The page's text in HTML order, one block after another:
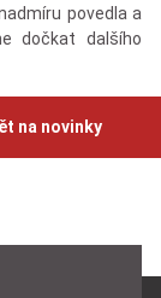
povedla a
dočkat dalšího
na novinky